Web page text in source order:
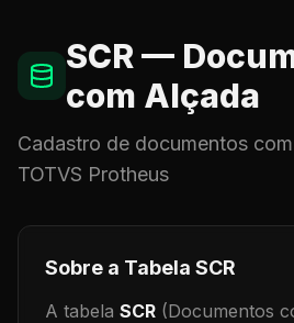
SCR —
com Alçada
Cadastro de documentos
TOTVS Protheus
Sobre a Tabela SCR
A tabela SCR (Documentos